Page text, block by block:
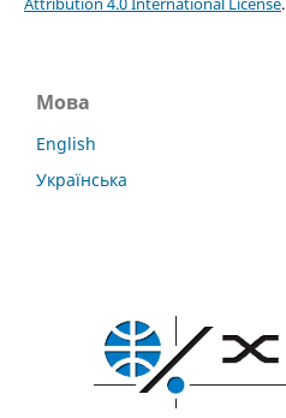
Мова
English
Українська